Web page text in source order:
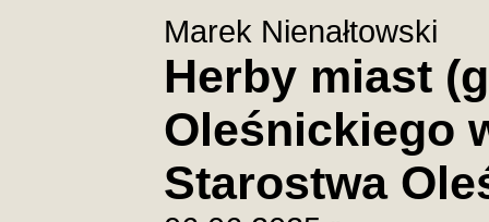
Marek Nienałtowski
Herby miast
Oleśnickiego
Starostwa